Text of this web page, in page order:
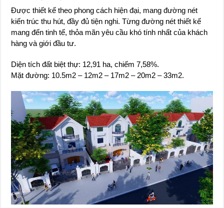
Được thiết kế theo phong cách hiện đại, mang đường nét
kiến trúc thu hút, đầy đủ tiện nghi. Từng đường nét thiết kế
mang đến tinh tế, thỏa mãn yêu cầu khó tính nhất của khách
hàng và giới đầu tư.
Diện tích đất biệt thự: 12,91 ha, chiếm 7,58%.
Mặt đường: 10.5m2 – 12m2 – 17m2 – 20m2 – 33m2.